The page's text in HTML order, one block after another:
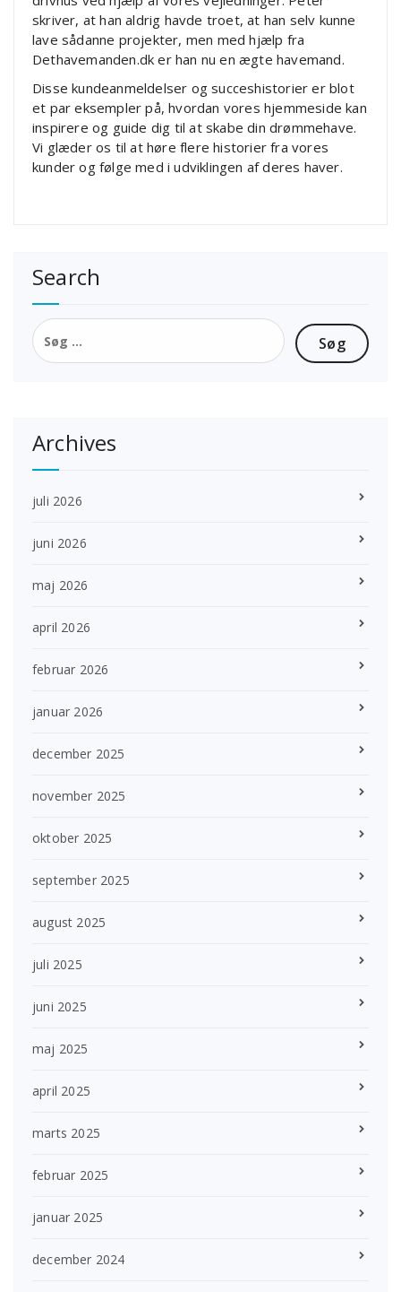
skriver, at han aldrig havde troet, at han selv kunne
lave sådanne projekter, men med hjælp fra
Dethavemanden.dk er han nu en ægte havemand.
Disse kundeanmeldelser og succeshistorier er blot
et par eksempler på, hvordan vores hjemmeside kan
inspirere og guide dig til at skabe din drømmehave.
Vi glæder os til at høre flere historier fra vores
kunder og følge med i udviklingen af deres haver.
Search
Søg
efter:
Archives
juli 2026
juni 2026
maj 2026
april 2026
februar 2026
januar 2026
december 2025
november 2025
oktober 2025
september 2025
august 2025
juli 2025
juni 2025
maj 2025
april 2025
marts 2025
februar 2025
januar 2025
december 2024